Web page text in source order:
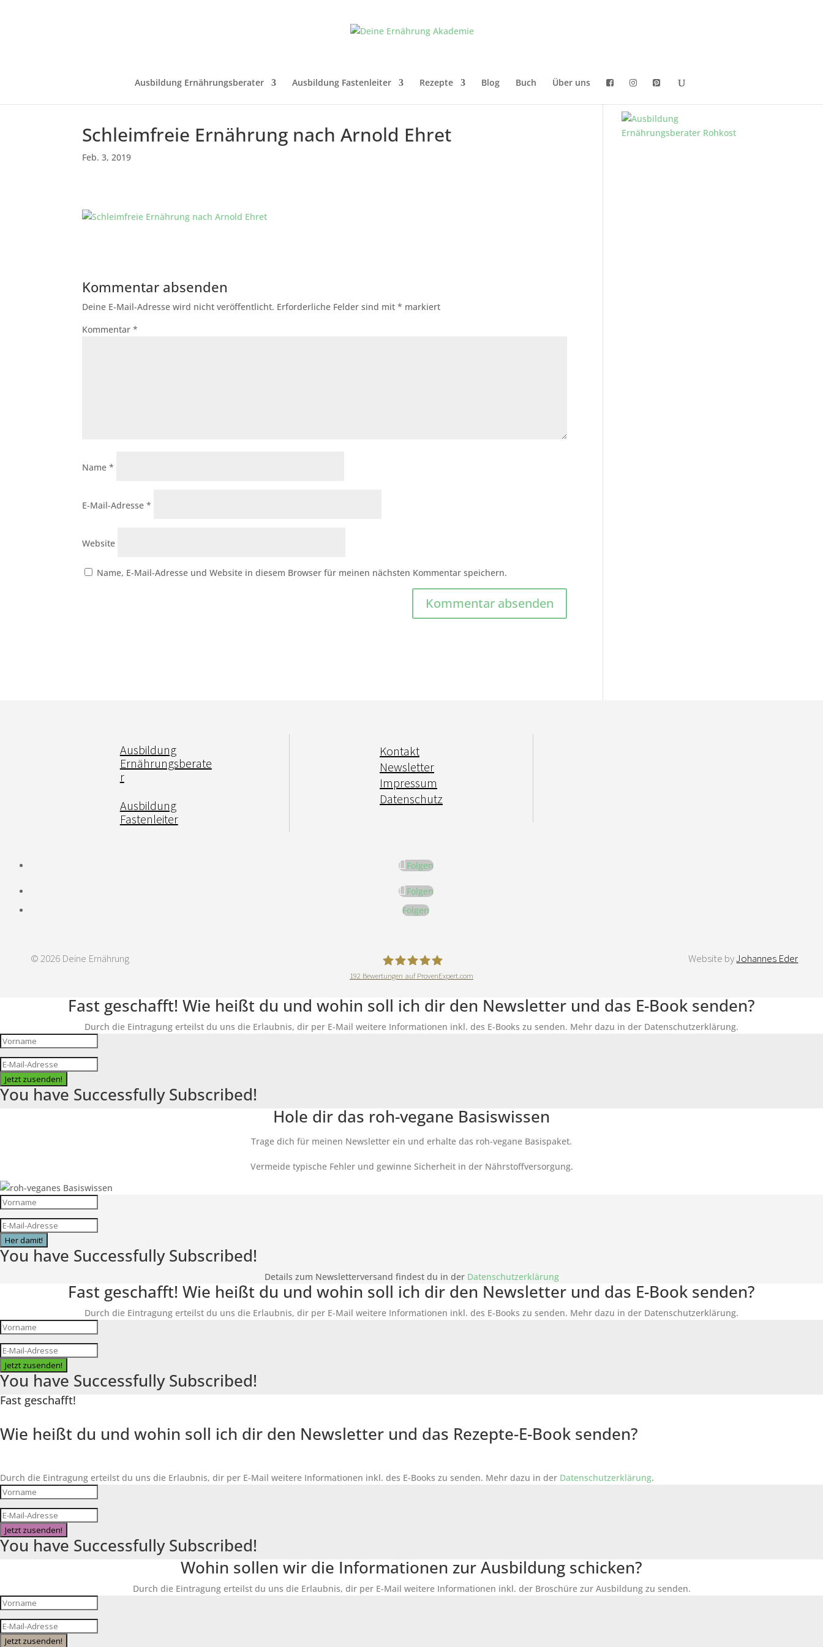
Ausbildung Ernährungsberater Ausbildung Fastenleiter Rezepte Blog Buch Über uns
Schleimfreie Ernährung nach Arnold Ehret
Feb. 3, 2019
Kommentar absenden
Deine E-Mail-Adresse wird nicht veröffentlicht. Erforderliche Felder sind mit* markiert
Kommentar*
Name*
E-Mail-Adresse*
Website
Name, E-Mail-Adresse und Website in diesem Browser für meinen nächsten Kommentar speichern.
Ausbildung
Ernährungsberate
r
Ausbildung
Fastenleiter
Kontakt
Newsletter
Impressum
Datenschutz
Folgen
Folgen
Folgen
© 2026 Deine Ernährung
DeineErnährungAkademie
192 Bewertungen auf ProvenExpert.com
Website byJohannes Eder
Fast geschafft! Wie heißt du und wohin soll ich dir den Newsletter und das E-Book senden?
Durch die Eintragung erteilst du uns die Erlaubnis, dir per E-Mail weitere Informationen inkl. des E-Books zu senden. Mehr dazu in der Datenschutzerklärung.
Jetzt zusenden!
You have Successfully Subscribed!
Hole dir das roh-vegane Basiswissen
Trage dich für meinen Newsletter ein und erhalte das roh-vegane Basispaket.
Vermeide typische Fehler und gewinne Sicherheit in der Nährstoffversorgung.
Her damit!
You have Successfully Subscribed!
Details zum Newsletterversand findest du in der Datenschutzerklärung
Fast geschafft! Wie heißt du und wohin soll ich dir den Newsletter und das E-Book senden?
Durch die Eintragung erteilst du uns die Erlaubnis, dir per E-Mail weitere Informationen inkl. des E-Books zu senden. Mehr dazu in der Datenschutzerklärung.
Jetzt zusenden!
You have Successfully Subscribed!
Fast geschafft!
Wie heißt du und wohin soll ich dir den Newsletter und das Rezepte-E-Book senden?
Durch die Eintragung erteilst du uns die Erlaubnis, dir per E-Mail weitere Informationen inkl. des E-Books zu senden. Mehr dazu in der Datenschutzerklärung.
Jetzt zusenden!
You have Successfully Subscribed!
Wohin sollen wir die Informationen zur Ausbildung schicken?
Durch die Eintragung erteilst du uns die Erlaubnis, dir per E-Mail weitere Informationen inkl. der Broschüre zur Ausbildung zu senden.
Jetzt zusenden!